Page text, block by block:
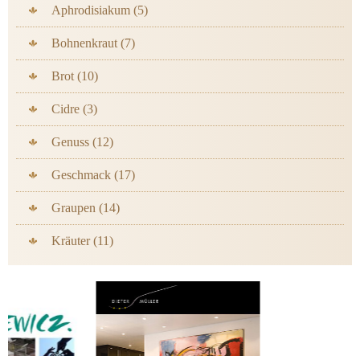
Aphrodisiakum (5)
Bohnenkraut (7)
Brot (10)
Cidre (3)
Genuss (12)
Geschmack (17)
Graupen (14)
Kräuter (11)